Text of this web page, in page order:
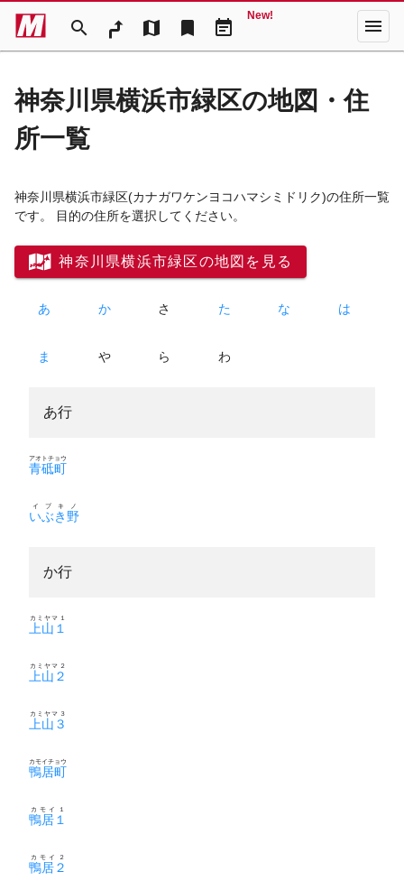
search map bookmark event_note
New! menu
神奈川県横浜市緑区の地図・住
所一覧
神奈川県横浜市緑区(カナガワケンヨコハマシミドリク)の住所一覧
です。 目的の住所を選択してください。
神奈川県横浜市緑区の地図を見る
あ か さ た な は
ま や ら わ
あ行
青砥町
アオトチョウ
いぶき野
イブキノ
か行
上山１
カミヤマ１
上山２
カミヤマ２
上山３
カミヤマ３
鴨居町
カモイチョウ
鴨居１
カモイ１
鴨居２
カモイ２